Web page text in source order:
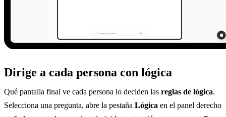
Dirige a cada persona con lógica
Qué pantalla final ve cada persona lo deciden las reglas de lógica.
Selecciona una pregunta, abre la pestaña Lógica en el panel derecho